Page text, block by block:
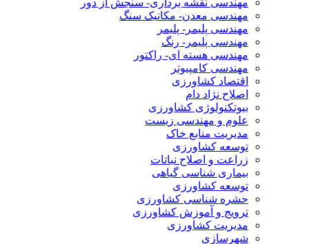
مهندسی نقشه برداری- سنجش از دور
مهندسی معدن- مکانیک سنگ
مهندسی پلیمر- پلیمر
مهندسی پلیمر- رنگ
مهندسی هسته ای- راکتور
مهندسی کامپیوتر
اقتصاد کشاورزی
اصلاح نژاد دام
بیوتکنولوژی کشاورزی
علوم و مهندسی زیست
مدیریت منابع خاک
توسعه کشاورزی
زراعت و اصلاح نباتات
بیماری شناسی گیاهی
توسعه کشاورزی
حشره شناسی کشاورزی
ترویج و آموزش کشاورزی
مدیریت کشاورزی
شهرسازی